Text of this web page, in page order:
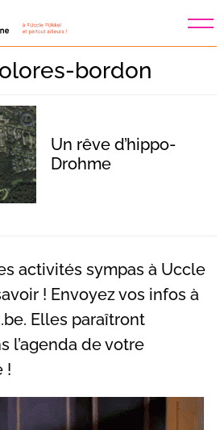
bordon
Un rêve d’hippo-
Drohme
activités sympas à Uccle
! Envoyez vos infos à
. Elles paraîtront
l’agenda de votre
!